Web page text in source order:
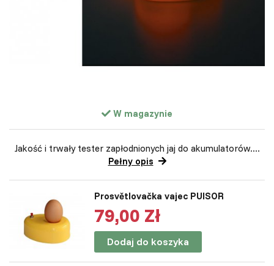
W magazynie
Jakość i trwały tester zapłodnionych jaj do akumulatorów....
Pełny opis
Prosvětlovačka vajec PUISOR
79,00 Zł
Dodaj do koszyka